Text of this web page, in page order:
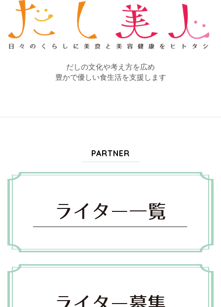
だしの文化や考え方を広め
豊かで優しい食生活を支援します
PARTNER